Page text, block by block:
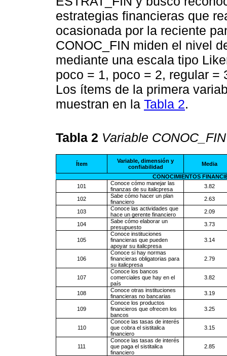
estrategias financieras que
ocasionada por la reciente
CONOC_FIN miden el nivel
mediante una escala tipo
poco = 1, poco = 2, regular =
Los ítems de la primera
muestran en la Tabla 2.
Tabla 2 Variable
Ítem
Variable, dimensión y
confiabilidad
Media
CONOCIMIENTOS
101
Conoce cómo manejar las
finanzas de su italicpresa
3.82
102
Sabe cómo hacer un plan
financiero
2.63
103
Conoce las actividades que
hace un gerente financiero
2.09
104
Sabe cómo elaborar un
presupuesto
3.73
105
Conoce instituciones
financieras que pueden
apoyar su italicpresa
3.14
106
Conoce si hay normas
financieras obligatorias para
su italicpresa
2.79
107
Conoce los bancos
comerciales que hay en el
país
3.82
108
Conoce otras instituciones
financieras no bancarias
3.19
109
Conoce los productos
financieros que ofrecen los
bancos
3.25
110
Conoce las tasas de interés
que cobra el sistitalica
financiero
3.15
111
Conoce las tasas de interés
que paga el sistitalica
financiero
2.85